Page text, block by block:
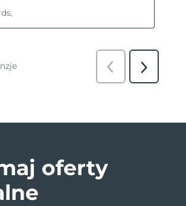
oferty